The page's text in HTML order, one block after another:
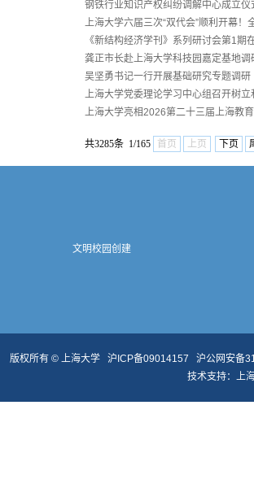
钢铁行业知识产权纠纷调解中心成立
上海大学六届三次“双代会”顺利开幕！
《新结构经济学刊》系列研讨会第1期
龚正市长赴上海大学科技园嘉定基地
吴坚勇书记一行开展基础研究专题调研
上海大学党委理论学习中心组召开树
上海大学亮相2026第二十三届上海教
共3285条 1/165 首页 上页 下页
文明校园创建
版权所有 © 上海大学 沪ICP备09014157
沪公网安备
技术支持：上